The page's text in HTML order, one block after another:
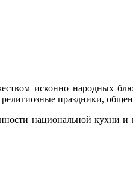
исконно народных
праздники,
национальной кухни